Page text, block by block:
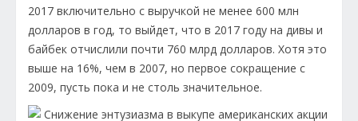
2017 включительно с выручкой не менее 600 млн
долларов в год, то выйдет, что в 2017 году на дивы и
байбек отчислили почти 760 млрд долларов. Хотя это
выше на 16%, чем в 2007, но первое сокращение с
2009, пусть пока и не столь значительное.